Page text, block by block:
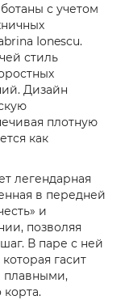
с учетом
Ionescu.
стиль
Дизайн
плотную
как
легендарная
в передней
и
позволяя
В паре с ней
гасит
плавными,